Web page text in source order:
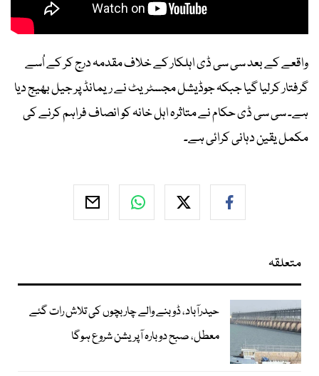
واقعے کے بعد سی سی ڈی اہلکار کے خلاف مقدمہ درج کر کے اُسے
گرفتار کرلیا گیا جبکہ جوڈیشل مجسٹریٹ نے ریمانڈ پر جیل بھیج دیا
ہے۔ سی سی ڈی حکام نے متاثرہ اہل خانہ کو انصاف فراہم کرنے کی
مکمل یقین دہانی کرائی ہے۔
متعلقہ
حیدرآباد، ڈوبنے والے چار بچوں کی تلاش رات گئے
معطل، صبح دوبارہ آپریشن شروع ہوگا